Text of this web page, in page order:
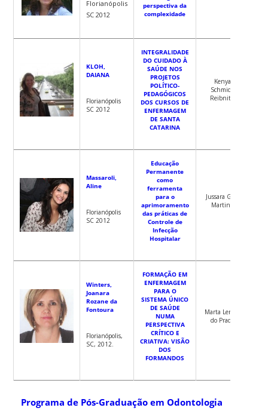
Florianópolis
SC 2012
perspectiva da
complexidade
KLOH,
DAIANA
Florianópolis
SC 2012
INTEGRALIDADE
DO CUIDADO À
SAÚDE NOS
PROJETOS
POLÍTICO-
PEDAGÓGICOS
DOS CURSOS DE
ENFERMAGEM
DE SANTA
CATARINA
Kenya
Schmidt
Reibnitz
Massaroli,
Aline
Florianópolis
SC 2012
Educação
Permanente
como
ferramenta
para o
aprimoramento
das práticas de
Controle de
Infecção
Hospitalar
Jussara Gue
Martini.
Winters,
Joanara
Rozane da
Fontoura
Florianópolis,
SC, 2012.
FORMAÇÃO EM
ENFERMAGEM
PARA O
SISTEMA ÚNICO
DE SAÚDE
NUMA
PERSPECTIVA
CRÍTICO E
CRIATIVA: VISÃO
DOS
FORMANDOS
Marta Lenise
do Prado
Programa de Pós-Graduação em Odontologia